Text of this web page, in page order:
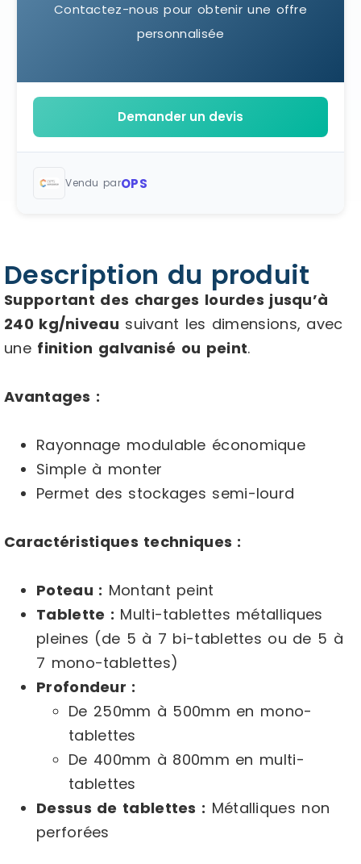
Contactez-nous pour obtenir une offre
personnalisée
Demander un devis
Vendu parOPS
Description du produit
Supportant des charges lourdes jusqu’à
240 kg/niveau suivant les dimensions, avec
une finition galvanisé ou peint.
Avantages :
Rayonnage modulable économique
Simple à monter
Permet des stockages semi-lourd
Caractéristiques techniques :
Poteau : Montant peint
Tablette : Multi-tablettes métalliques
pleines (de 5 à 7 bi-tablettes ou de 5 à
7 mono-tablettes)
Profondeur :
De 250mm à 500mm en mono-
tablettes
De 400mm à 800mm en multi-
tablettes
Dessus de tablettes : Métalliques non
perforées